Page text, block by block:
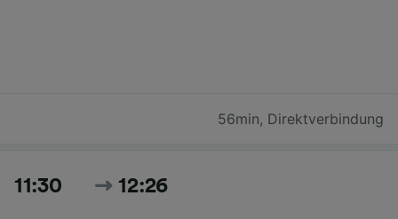
56min, Direktverbindung
11:30 12:26